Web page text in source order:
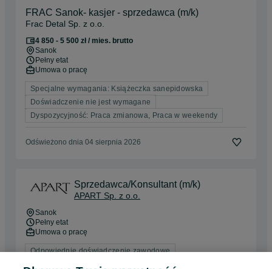
FRAC Sanok- kasjer - sprzedawca (m/k)
Frac Detal Sp. z o.o.
4 850 - 5 500 zł / mies. brutto
Sanok
Pełny etat
Umowa o pracę
Specjalne wymagania: Książeczka sanepidowska
Doświadczenie nie jest wymagane
Dyspozycyjność: Praca zmianowa, Praca w weekendy
Odświeżono dnia 04 sierpnia 2026
Sprzedawca/Konsultant (m/k)
APART Sp. z o.o.
Sanok
Pełny etat
Umowa o pracę
Odpowiednie doświadczenie zawodowe